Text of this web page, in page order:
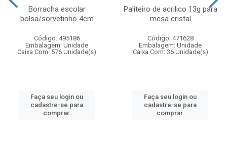
Borracha escolar
bolsa/sorvetinho 4cm
Código: 495186
Embalagem: Unidade
Caixa Com: 576 Unidade(s)
Faça seu login ou
cadastre-se para
comprar.
Paliteiro de acrilico 13g para
mesa cristal
Código: 471628
Embalagem: Unidade
Caixa Com: 36 Unidade(s)
Faça seu login ou
cadastre-se para
comprar.